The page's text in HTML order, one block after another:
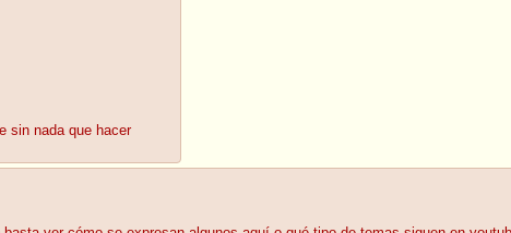
sin nada que hacer